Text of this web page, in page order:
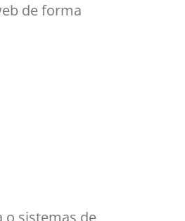
de forma
o sistemas de